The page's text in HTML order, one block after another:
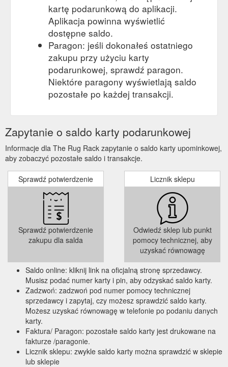
kartę podarunkową do aplikacji.
Aplikacja powinna wyświetlić
dostępne saldo.
Paragon: jeśli dokonałeś ostatniego
zakupu przy użyciu karty
podarunkowej, sprawdź paragon.
Niektóre paragony wyświetlają saldo
pozostałe po każdej transakcji.
Zapytanie o saldo karty podarunkowej
Informacje dla The Rug Rack zapytanie o saldo karty upominkowej,
aby zobaczyć pozostałe saldo i transakcje.
Sprawdź potwierdzenie
Sprawdź potwierdzenie
zakupu dla salda
Licznik sklepu
Odwiedź sklep lub punkt
pomocy technicznej, aby
uzyskać równowagę
Saldo online: kliknij link na oficjalną stronę sprzedawcy.
Musisz podać numer karty i pin, aby odzyskać saldo karty.
Zadzwoń: zadzwoń pod numer pomocy technicznej
sprzedawcy i zapytaj, czy możesz sprawdzić saldo karty.
Możesz uzyskać równowagę w telefonie po podaniu danych
karty.
Faktura/ Paragon: pozostałe saldo karty jest drukowane na
fakturze /paragonie.
Licznik sklepu: zwykle saldo karty można sprawdzić w sklepie
lub sklepie